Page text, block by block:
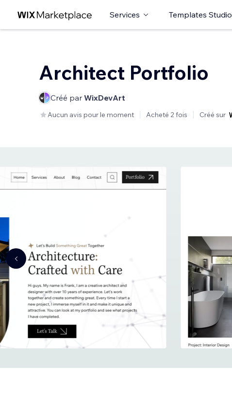
Services Templates Studio
Architect Portfolio
Créé par WixDevArt
Aucun avis pour le moment Acheté 2 fois Créé sur